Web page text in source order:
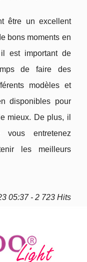
être un excellent
bons moments en
est important de
de faire des
modèles et
disponibles pour
mieux. De plus, il
entretenez
les meilleurs
05:37 - 2 723 Hits